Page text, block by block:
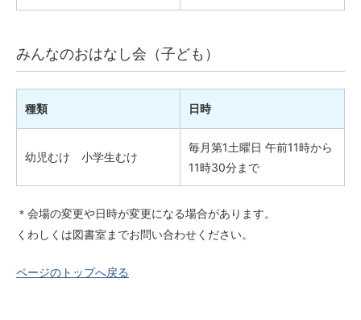
みんなのおはなし会（子ども）
種類 日時
幼児むけ 小学生むけ
毎月第1土曜日 午前11時から
11時30分まで
＊会場の変更や日時が変更になる場合があります。
くわしくは図書室までお問い合わせください。
ページのトップへ戻る